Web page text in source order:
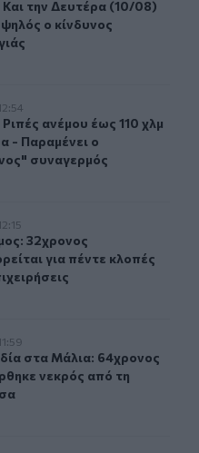
Και την Δευτέρα (10/08)
Και την Δευτέρα (10/08)
ο κίνδυνος
χλμ την ώρα - Παραμένει
Ριπές ανέμου έως 110 χλμ
ανέμου έως 110 χλμ
- Παραμένει ο
συναγερμός
για πέντε κλοπές
32χρονος κατηγορείται
32χρονος
για πέντε κλοπές
ανασύρθηκε νεκρός
στα Μάλια: 64χρονος
στα Μάλια: 64χρονος
νεκρός από τη